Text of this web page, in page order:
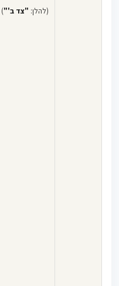
(להלן: "צד ב'")